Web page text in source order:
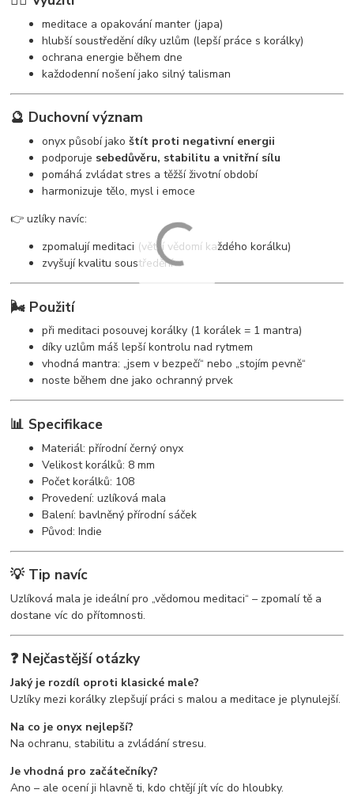
meditace a opakování manter (japa)
hlubší soustředění díky uzlům (lepší práce s korálky)
ochrana energie během dne
každodenní nošení jako silný talisman
🔮 Duchovní význam
onyx působí jakoštít proti negativní energii
podporuje sebedůvěru, stabilitu a vnitřní sílu
pomáhá zvládat stres a těžší životní období
harmonizuje tělo, mysl i emoce
👉 uzlíky navíc:
zpomalují meditaci (větší vědomí každého korálku)
zvyšují kvalitu soustředění
🌬️ Použití
při meditaci posouvej korálky (1 korálek = 1 mantra)
díky uzlům máš lepší kontrolu nad rytmem
vhodná mantra: „jsem v bezpečí“ nebo „stojím pevně“
noste během dne jako ochranný prvek
📊 Specifikace
Materiál: přírodní černý onyx
Velikost korálků: 8 mm
Počet korálků: 108
Provedení: uzlíková mala
Balení: bavlněný přírodní sáček
Původ: Indie
💡 Tip navíc
Uzlíková mala je ideální pro „vědomou meditaci“ – zpomalí tě a
dostane víc do přítomnosti.
❓ Nejčastější otázky
Jaký je rozdíl oproti klasické male?
Uzlíky mezi korálky zlepšují práci s malou a meditace je plynulejší.
Na co je onyx nejlepší?
Na ochranu, stabilitu a zvládání stresu.
Je vhodná pro začátečníky?
Ano – ale ocení ji hlavně ti, kdo chtějí jít víc do hloubky.